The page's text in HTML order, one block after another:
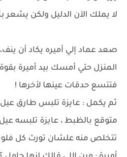
لا يملك الآن الدليل ولكن يشعر
صعد عماد إلي أميره يكاد أن
المنزل حتي أمسك بيد أميرة
فتتسع حدقات عينها لأخرها !
ثم يكمل : عايزة تلبس طارق
متوقع بالظبط ، عايزة تلبسه
تتخلص منه علشان تورث كل